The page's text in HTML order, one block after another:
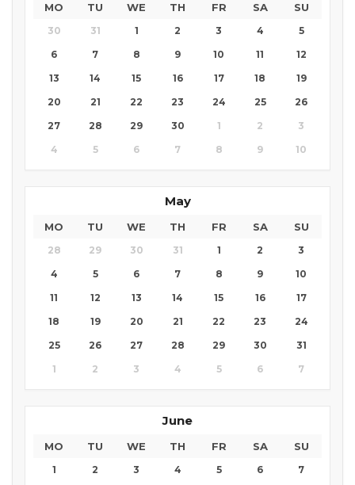
MO TU WE TH FR SA SU
30 31 1 2 3 4
5
6
7 8 9 10 11
12
13
14 15 16 17 18
19
20
21 22 23 24 25
26
27
28 29 30 1 2
3
4
5 6 7 8 9 10
May
MO TU WE TH FR SA SU
28 29 30 31 1 2
3
4
5 6 7 8 9
10
11
12 13 14 15 16
17
18
19 20 21 22 23
24
25
26 27 28 29 30
31
1
2 3 4 5 6 7
June
MO TU WE TH FR SA SU
1 2 3 4 5 6
7